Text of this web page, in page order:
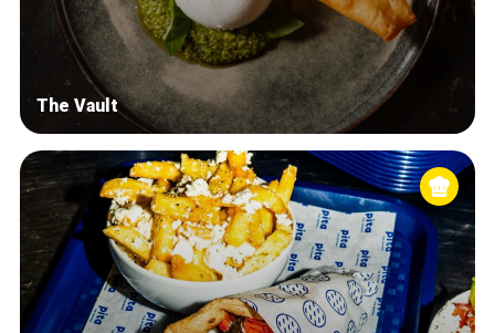
The Vault